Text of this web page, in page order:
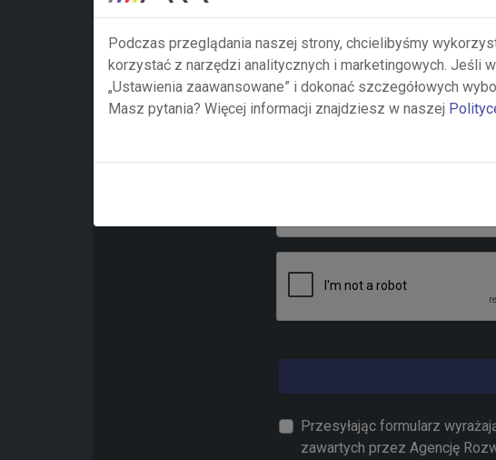
Adre e-mail
Treść zapytania
Przesyłając formularz
zawartych przez Agencję
Podczas przeglądania naszej strony, chcielibyśmy
korzystać z narzędzi analitycznych i marketingowych. Jeśli
„Ustawienia zaawansowane” i dokonać szczegółowych
Masz pytania? Więcej informacji znajdziesz w naszej